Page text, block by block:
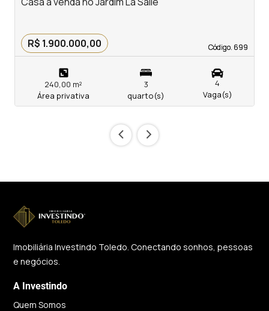
Código. 699
Código. 699
R$ 1.900.000,00
240,00 m²
Área privativa
3
quarto(s)
4
Vaga(s)
‹ ›
Imobiliária Investindo Toledo. Conectando sonhos, pessoas
e negócios.
A Investindo
Quem Somos